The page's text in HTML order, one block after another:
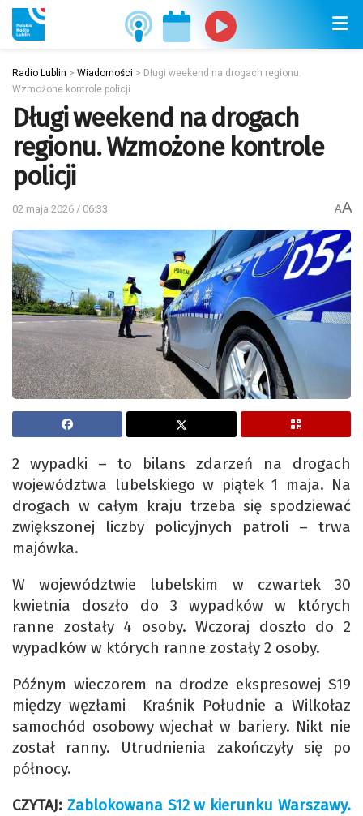
Radio Lublin > Wiadomości > Długi weekend na drogach regionu.
Wzmożone kontrole policji
Długi weekend na drogach
regionu. Wzmożone kontrole
policji
02 maja 2026 / 06:33 AA
2 wypadki – to bilans zdarzeń na drogach
województwa lubelskiego w piątek 1 maja. Na
drogach w całym kraju trzeba się spodziewać
zwiększonej liczby policyjnych patroli – trwa
majówka.
W województwie lubelskim w czwartek 30
kwietnia doszło do 3 wypadków w których
ranne zostały 4 osoby. Wczoraj doszło do 2
wypadków w których ranne zostały 2 osoby.
Późnym wieczorem na drodze ekspresowej S19
między węzłami Kraśnik Południe a Wilkołaz
samochód osobowy wjechał w bariery. Nikt nie
został ranny. Utrudnienia zakończyły się po
północy.
CZYTAJ: Zablokowana S12 w kierunku Warszawy.